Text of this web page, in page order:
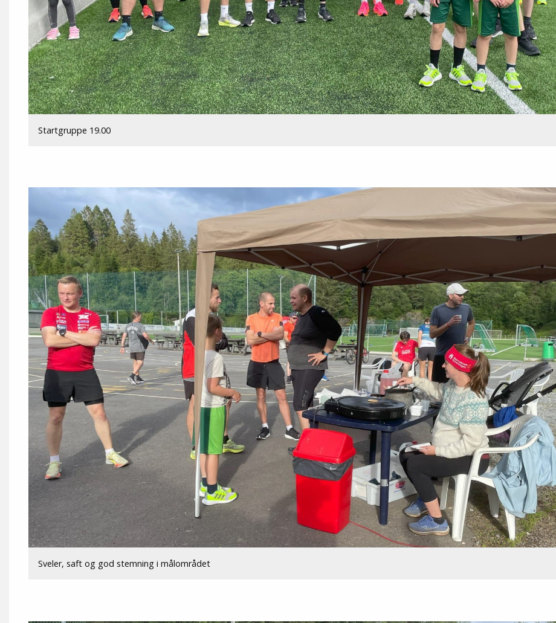
Startgruppe 19.00
Sveler, saft og god stemning i målområdet